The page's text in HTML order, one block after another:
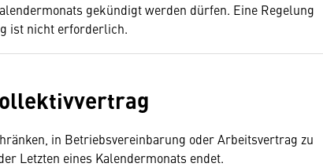
gekündigt werden dürfen. Eine Regelung
ist nicht erforderlich.
in Betriebsvereinbarung oder Arbeitsvertrag zu
Letzten eines Kalendermonats endet.